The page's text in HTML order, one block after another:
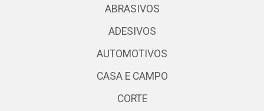
ABRASIVOS
ADESIVOS
AUTOMOTIVOS
CASA E CAMPO
CORTE